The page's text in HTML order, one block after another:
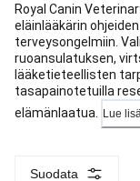
Royal Canin
eläinlääkärin
terveysongelmiin.
ruoansulatuksen,
lääketieteellisten
tasapainotetuilla
elämänlaatua.
Lue
Suodata